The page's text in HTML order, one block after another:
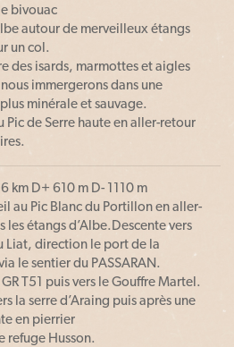
bivouac
autour de merveilleux étangs
un col.
des isards, marmottes et aigles
immergerons dans une
minérale et sauvage.
Pic de Serre haute en aller-retour
km D+ 610 m D- 1110 m
au Pic Blanc du Portillon en aller-
les étangs d’Albe.Descente vers
Liat, direction le port de la
le sentier du PASSARAN.
T51 puis vers le Gouffre Martel.
la serre d’Araing puis après une
en pierrier
refuge Husson.